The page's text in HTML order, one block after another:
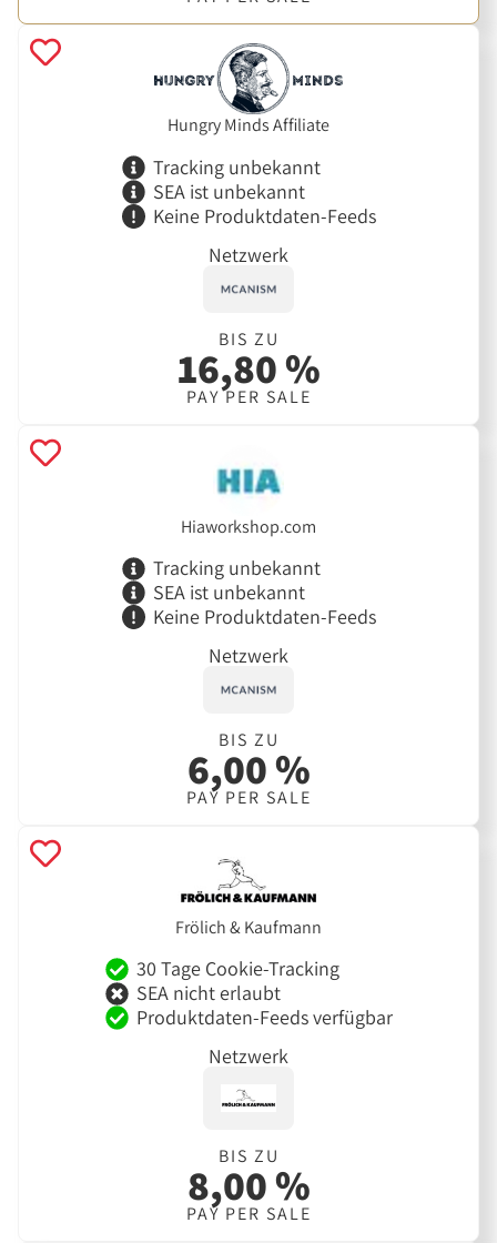
Hungry Minds Affiliate
Tracking unbekannt
SEA ist unbekannt
Keine Produktdaten-Feeds
Netzwerk
BIS ZU
16,80 %
PAY PER SALE
Hiaworkshop.com
Tracking unbekannt
SEA ist unbekannt
Keine Produktdaten-Feeds
Netzwerk
BIS ZU
6,00 %
PAY PER SALE
Frölich & Kaufmann
30 Tage Cookie-Tracking
SEA nicht erlaubt
Produktdaten-Feeds verfügbar
Netzwerk
BIS ZU
8,00 %
PAY PER SALE